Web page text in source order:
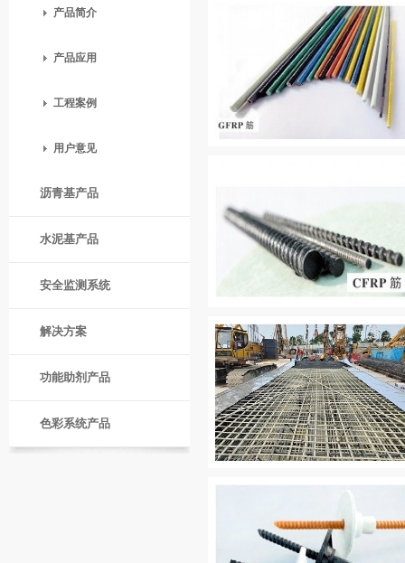
产品简介
产品应用
工程案例
用户意见
沥青基产品
水泥基产品
安全监测系统
解决方案
功能助剂产品
色彩系统产品